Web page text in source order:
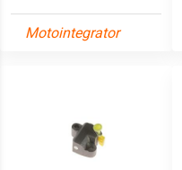
Motointegrator